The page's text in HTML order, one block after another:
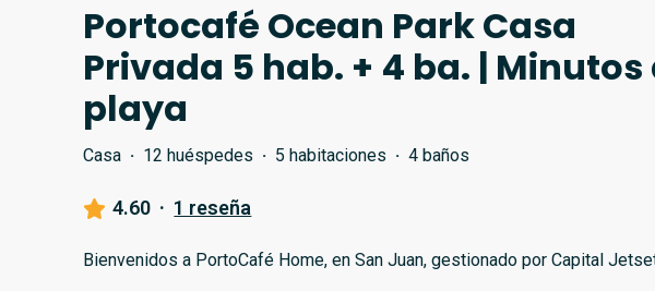
Portocafé Ocean Park Casa
Privada 5 hab. + 4 ba. | Minutos
playa
Casa · 12 huéspedes · 5 habitaciones · 4 baños
4.60 · 1 reseña
Bienvenidos a PortoCafé Home, en San Juan, gestionado por Capital